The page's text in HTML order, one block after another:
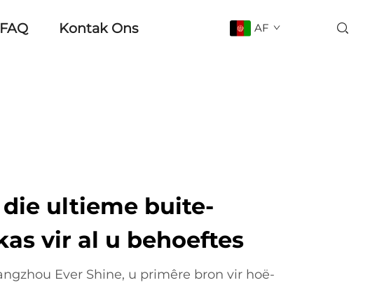
FAQ Kontak Ons AF
ultieme buite-
vir al u behoeftes
Ever Shine, u primêre bron vir hoë-